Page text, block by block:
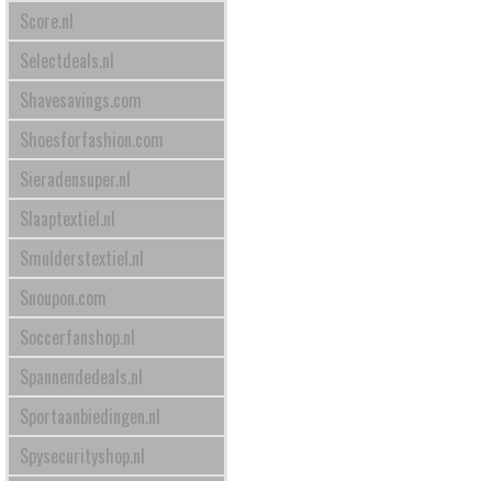
Score.nl
Selectdeals.nl
Shavesavings.com
Shoesforfashion.com
Sieradensuper.nl
Slaaptextiel.nl
Smulderstextiel.nl
Snoupon.com
Soccerfanshop.nl
Spannendedeals.nl
Sportaanbiedingen.nl
Spysecurityshop.nl